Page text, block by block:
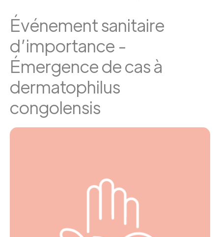
Événement sanitaire
d’importance -
Émergence de cas à
dermatophilus
congolensis